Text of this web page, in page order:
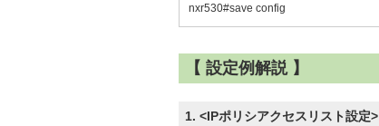
nxr530#save config
【 設定例解説 】
1. <IPポリシアクセスリスト設定>